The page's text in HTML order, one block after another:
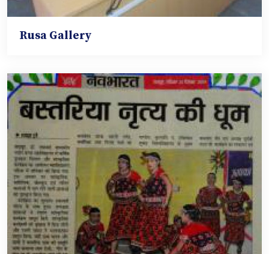
Rusa Gallery